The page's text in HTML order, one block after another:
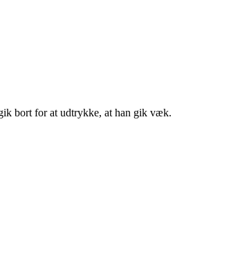
bort for at udtrykke, at han gik væk.